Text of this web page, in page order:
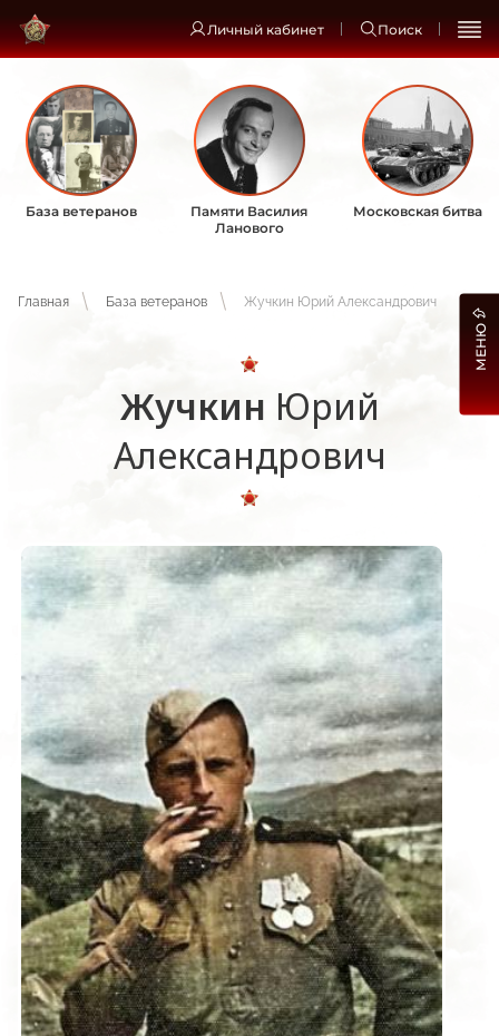
Личный кабинет Поиск
База ветеранов
Памяти Василия
Ланового
Московская битва
Главная База ветеранов Жучкин Юрий Александрович
Жучкин Юрий
Александрович
МЕНЮ